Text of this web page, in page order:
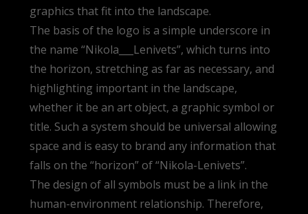
graphics that fit into the landscape.
The basis of the logo is a simple underscore in
the name “Nikola___Lenivets”, which turns into
the horizon, stretching as far as necessary, and
highlighting important in the landscape,
whether it be an art object, a graphic symbol or
title. Such a system should be universal allowing
space and is easy to brand any information that
falls on the “horizon” of “Nikola-Lenivets”.
The design of all symbols must be a link in the
human-environment relationship. Therefore,